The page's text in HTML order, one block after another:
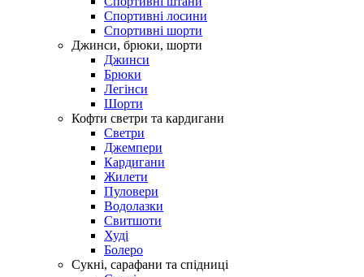
Спортивні лосини
Спортивні шорти
Джинси, брюки, шорти
Джинси
Брюки
Легінси
Шорти
Кофти светри та кардигани
Светри
Джемпери
Кардигани
Жилети
Пуловери
Водолазки
Свитшоти
Худі
Болеро
Сукні, сарафани та спідниці